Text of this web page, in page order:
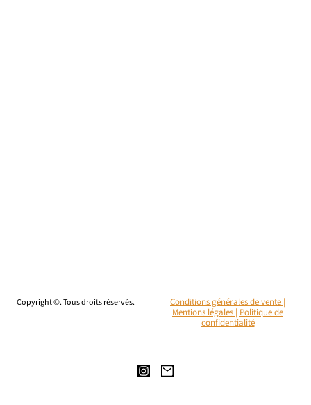
Copyright ©. Tous droits réservés.
Conditions générales de vente |
Mentions légales | Politique de
confidentialité